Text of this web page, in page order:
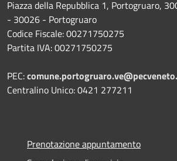
Piazza della Repubblica 1, Portogruaro,
- 30026 - Portogruaro
Codice Fiscale: 00271750275
Partita IVA: 00271750275
PEC:
Centralino Unico: 0421 277211
Prenotazione appuntamento